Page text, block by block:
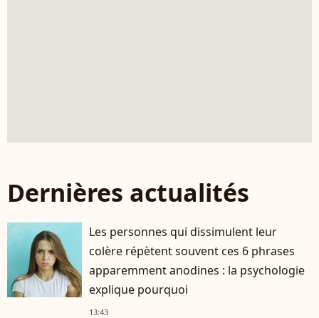
Dernières actualités
Les personnes qui dissimulent leur
colère répètent souvent ces 6 phrases
apparemment anodines : la psychologie
explique pourquoi
13:43